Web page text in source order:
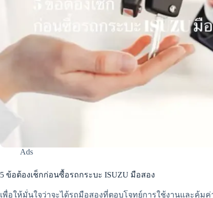
Ads
5 ข้อต้องเช็กก่อนซื้อรถกระบะ ISUZU มือสอง
เพื่อให้มั่นใจว่าจะได้รถมือสองที่ตอบโจทย์การใช้งานและคุ้มค่